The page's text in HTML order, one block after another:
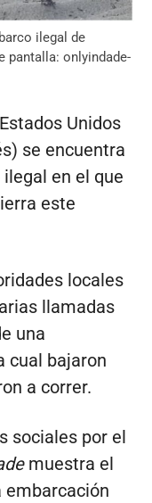
ilegal de
pantalla: onlyindade-
Unidos
se encuentra
en el que
este
locales
llamadas
una
cual bajaron
a correr.
sociales por el
muestra el
embarcación